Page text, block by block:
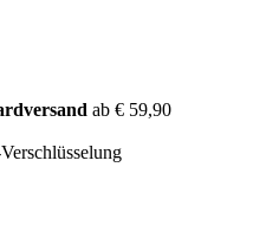
ab € 59,90